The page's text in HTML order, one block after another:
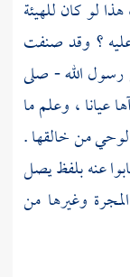
لو كان للهيئة
؟ وقد صنفت
رسول الله - صلى
عيانا ، وعلم ما
من خالقها .
عنه بلفظ يصل
وغيرها من